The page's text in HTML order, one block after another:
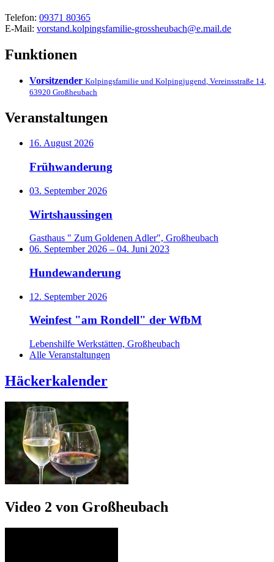
Telefon: 09371 80365
E-Mail: vorstand.kolpingsfamilie-grossheubach@e.mail.de
Funktionen
Vorsitzender Kolpingsfamilie und Kolpingjugend Vereinsstraße 14
63920 Großheubach
Veranstaltungen
16. August 2026
Frühwanderung
03. September 2026
Wirtshaussingen
Gasthaus " Zum Goldenen Adler", Großheubach
06. September 2026 – 04. Juni 2023
Hundewanderung
12. September 2026
Weinfest "am Rondell" der WfbM
Lebenshilfe Werkstätten, Großheubach
Alle Veranstaltungen
Häckerkalender
Video 2 von Großheubach